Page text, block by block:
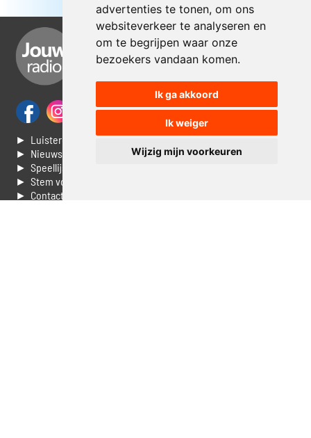
advertenties te tonen, om ons
websiteverkeer te analyseren en
om te begrijpen waar onze
bezoekers vandaan komen.
Ik ga akkoord
Ik weiger
Wijzig mijn voorkeuren
► Luisteren naar Jouwradio
► Nieuws
► Speellijst
► Stem voor de Dag top 3
► Contacteer ons